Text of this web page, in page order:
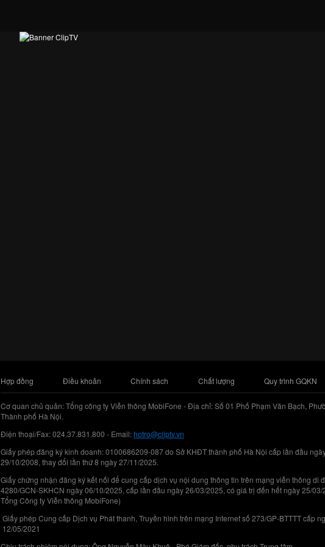
Hợp đồng Điều khoản Chính sách Chất lượng Quy trình GQKN
Cơ quan chủ quản: Tổng công ty Viễn thông MobiFone - Địa chỉ: Số 01 Phố Phạm Văn Bạch,
Thành phố Hà Nội.
Điện thoại/Fax: 024.37.831.800 - Email:hotro@cliptv.vn
Giấy phép đăng ký kinh doanh: 0100686209-087 do Sở KHĐT thành phố Hà Nội cấp lần đầu
29/10/2008, thay đổi lần thứ 8 ngày 27/11/2025.
Giấy chứng nhận đăng ký kết nối để cung cấp dịch vụ nội dung thông tin trên mạng viễn thông di
4280/GCN-SKHCN ngày 06/10/2025, cấp lần đầu ngày 26/03/2025, có giá trị đến hết ngày 25/03/
Tổng Công ty Viễn thông MobiFone)
Giấy phép Cung cấp Dịch vụ Phát thanh, Truyền hình trên mạng Internet số 273/GP-BTTTT cấp
12/05/2021